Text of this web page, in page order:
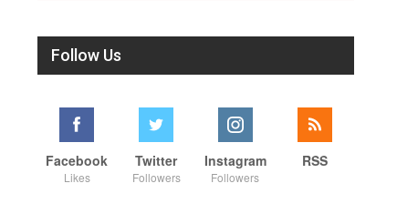
Follow Us
Facebook
Likes
Twitter
Followers
Instagram
Followers
RSS